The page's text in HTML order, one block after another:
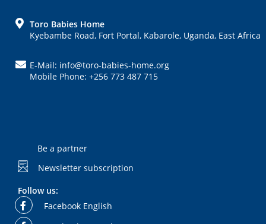
FOOTERToro Babies Home
Kyebambe Road, Fort Portal, Kabarole, Uganda, East Africa
E-Mail: info@toro-babies-home.org
Mobile Phone: +256 773 487 715
Be a partner
Newsletter subscription
Follow us:
Facebook English